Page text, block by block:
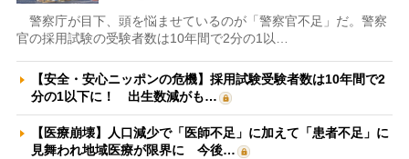
警察庁が目下、頭を悩ませているのが「警察官不足」だ。警察
官の採用試験の受験者数は10年間で2分の1以…
【安全・安心ニッポンの危機】採用試験受験者数は10年間で2
分の1以下に！ 出生数減がも…
【医療崩壊】人口減少で「医師不足」に加えて「患者不足」に
見舞われ地域医療が限界に 今後…